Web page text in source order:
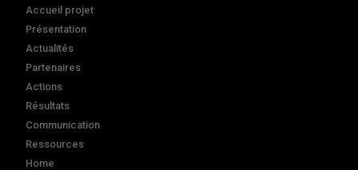
Accueil projet
Présentation
Actualités
Partenaires
Actions
Résultats
Communication
Ressources
Home